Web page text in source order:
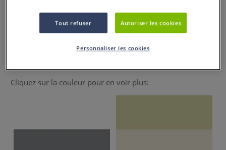
Veuillez choisir une ou plusieurs couleurs:
Toutes les couleurs
Cliquez sur la couleur pour en voir plus:
Tout refuser Autoriser les cookies
Personnaliser les cookies